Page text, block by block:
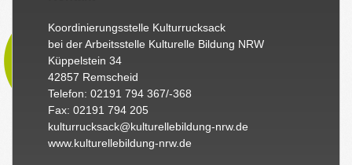
Koordinierungsstelle Kulturrucksack
bei der Arbeitsstelle Kulturelle Bildung NRW
Küppelstein 34
42857 Remscheid
Telefon: 02191 794 367/-368
Fax: 02191 794 205
kulturrucksack@kulturellebildung-nrw.de
www.kulturellebildung-nrw.de